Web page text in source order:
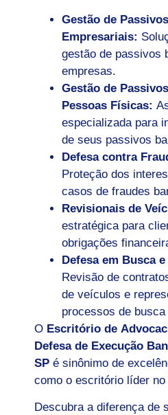
Gestão de
Empresariais:
gestão de passivos
empresas.
Gestão de
Pessoas Físicas:
especializada para
de seus passivos
Defesa contra
Proteção dos
casos de fraudes
Revisionais de
estratégica para
obrigações
Defesa em Busca
Revisão de
de veículos e
processos de
O Escritório de
Defesa de Execução
SP é sinônimo de
como o escritório líder
Descubra a diferença de